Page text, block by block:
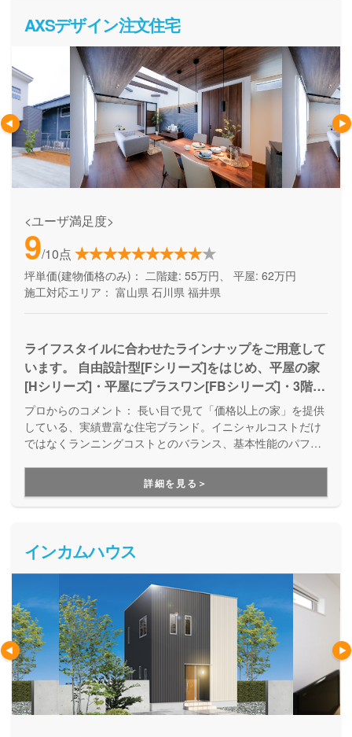
AXSデザイン注文住宅
<ユーザ満足度>
9/10点
坪単価(建物価格のみ)： 二階建: 55万円、 平屋: 62万円
施工対応エリア： 富山県 石川県 福井県
ライフスタイルに合わせたラインナップをご用意して
います。 自由設計型[Fシリーズ]をはじめ、平屋の家
[Hシリーズ]・平屋にプラスワン[FBシリーズ]・3階建
[Tシリーズ]など、 あなたにピッタリのマイホームを
ご提案いたします。
プロからのコメント： 長い目で見て「価格以上の家」を提供
している、実績豊富な住宅ブランド。イニシャルコストだけ
ではなくランニングコストとのバランス、基本性能のパフォ
イフスタイルに合わせて、様々な商品を取り揃えているの
で、なかなか家づくりの要望がまとまらない方にもお勧めで
す。
詳細を見る＞
インカムハウス